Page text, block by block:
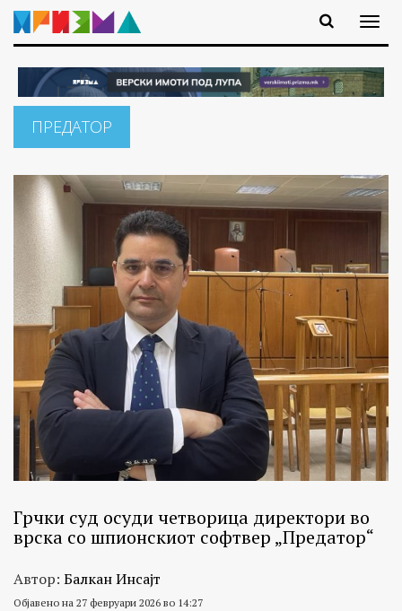
ПРЕДАТОР
Грчки суд осуди четворица директори во
врска со шпионскиот софтвер „Предатор“
Автор: Балкан Инсајт
Објавено на 27 февруари 2026 во 14:27